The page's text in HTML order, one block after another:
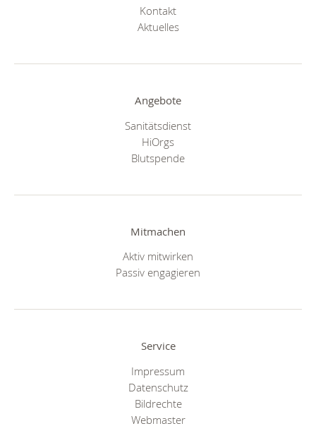
Kontakt
Aktuelles
Angebote
Sanitätsdienst
HiOrgs
Blutspende
Mitmachen
Aktiv mitwirken
Passiv engagieren
Service
Impressum
Datenschutz
Bildrechte
Webmaster